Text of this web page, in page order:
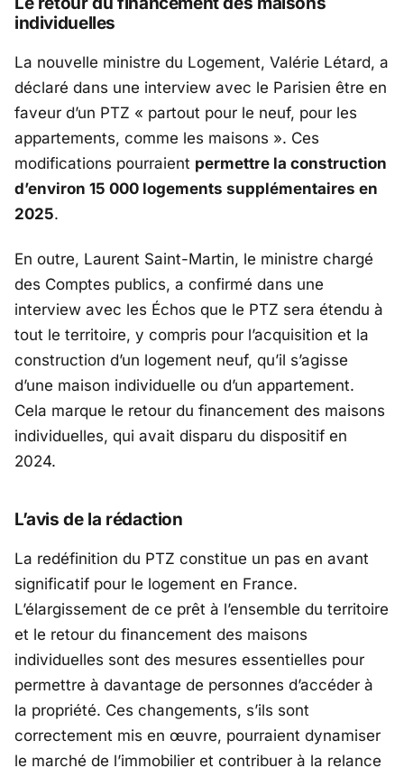
individuelles
La nouvelle ministre du Logement, Valérie Létard, a
déclaré dans une interview avec le Parisien être en
faveur d’un PTZ « partout pour le neuf, pour les
appartements, comme les maisons ». Ces
modifications pourraient permettre la construction
d’environ 15 000 logements supplémentaires en
2025.
En outre, Laurent Saint-Martin, le ministre chargé
des Comptes publics, a confirmé dans une
interview avec les Échos que le PTZ sera étendu à
tout le territoire, y compris pour l’acquisition et la
construction d’un logement neuf, qu’il s’agisse
d’une maison individuelle ou d’un appartement.
Cela marque le retour du financement des maisons
individuelles, qui avait disparu du dispositif en
2024.
L’avis de la rédaction
La redéfinition du PTZ constitue un pas en avant
significatif pour le logement en France.
L’élargissement de ce prêt à l’ensemble du territoire
et le retour du financement des maisons
individuelles sont des mesures essentielles pour
permettre à davantage de personnes d’accéder à
la propriété. Ces changements, s’ils sont
correctement mis en œuvre, pourraient dynamiser
le marché de l’immobilier et contribuer à la relance